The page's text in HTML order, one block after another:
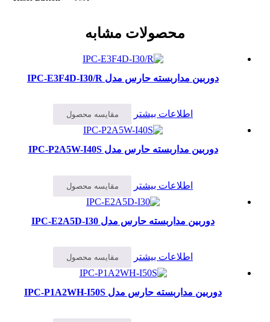
محصولات مشابه
دوربین مداربسته حارس مدل IPC-E3F4D-I30/R
اطلاعات بیشتر مقایسه محصول
دوربین مداربسته حارس مدل IPC-P2A5W-I40S
اطلاعات بیشتر مقایسه محصول
دوربین مداربسته حارس مدل IPC-E2A5D-I30
اطلاعات بیشتر مقایسه محصول
دوربین مداربسته حارس مدل IPC-P1A2WH-I50S